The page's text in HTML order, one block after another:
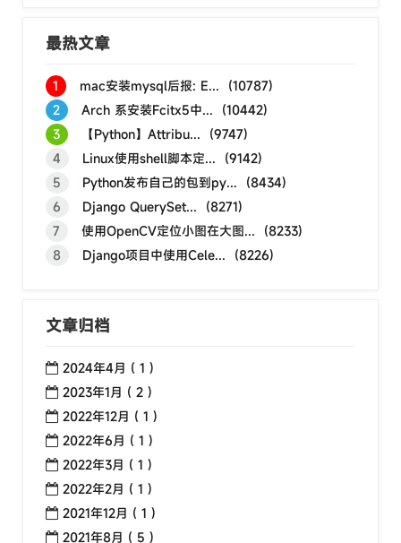
最热文章
1
mac安装mysql后报: E... (10787)
2
Arch 系安装Fcitx5中... (10442)
3
【Python】Attribu... (9747)
4
Linux使用shell脚本定... (9142)
5
Python发布自己的包到py... (8434)
6
Django QuerySet... (8271)
7
使用OpenCV定位小图在大图... (8233)
8
Django项目中使用Cele... (8226)
文章归档
2024年4月 ( 1 )
2023年1月 ( 2 )
2022年12月 ( 1 )
2022年6月 ( 1 )
2022年3月 ( 1 )
2022年2月 ( 1 )
2021年12月 ( 1 )
2021年8月 ( 5 )